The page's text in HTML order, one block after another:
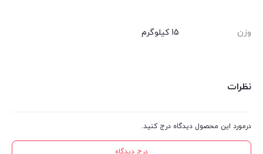
وزن 15 کیلوگرم
نظرات
درمورد این محصول دیدگاه درج کنید.
درج دیدگاه